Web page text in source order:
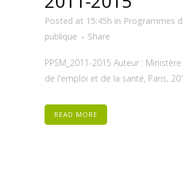
Posted at 15:45h in Programmes
publique
Share
PPSM_2011-2015 Auteur :
de l'emploi et de la santé, Paris,
READ MORE